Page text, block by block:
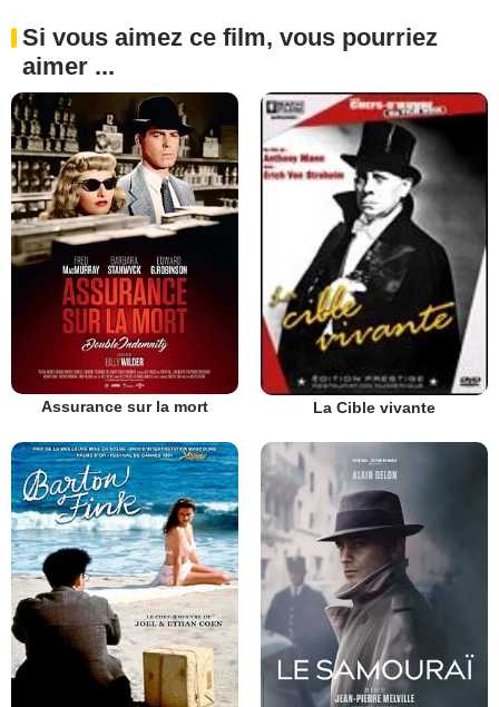
Si vous aimez ce film, vous pourriez
aimer ...
Assurance sur la mort La Cible vivante